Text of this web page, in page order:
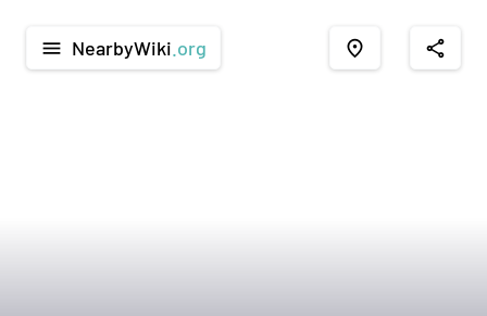
menu NearbyWiki .org place share